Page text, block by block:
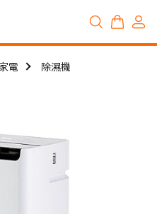
電 除濕機